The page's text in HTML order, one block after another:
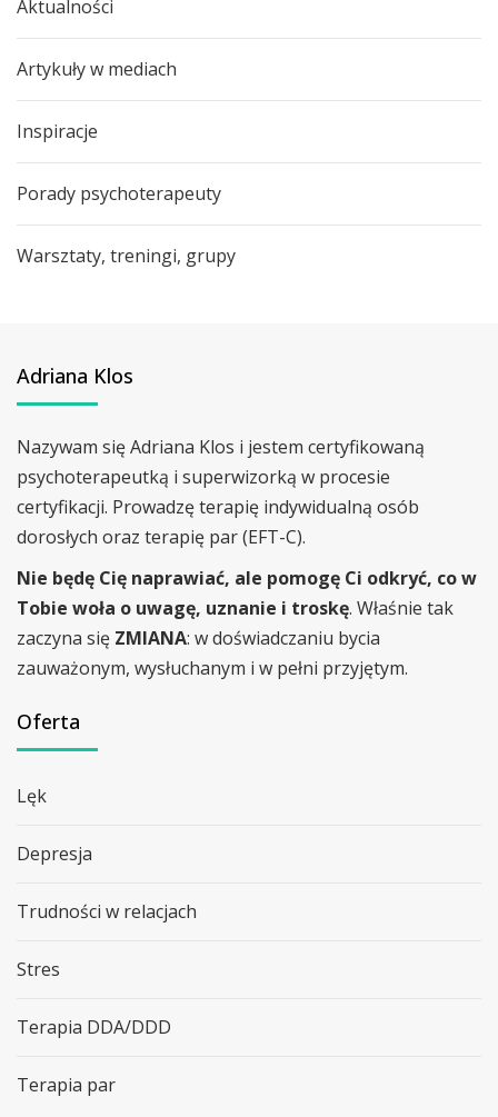
Aktualności
Artykuły w mediach
Inspiracje
Porady psychoterapeuty
Warsztaty, treningi, grupy
Adriana Klos
Nazywam się Adriana Klos i jestem certyfikowaną
psychoterapeutką i superwizorką w procesie
certyfikacji. Prowadzę terapię indywidualną osób
dorosłych oraz terapię par (EFT-C).
Nie będę Cię naprawiać, ale pomogę Ci odkryć, co w
Tobie woła o uwagę, uznanie i troskę. Właśnie tak
zaczyna się ZMIANA: w doświadczaniu bycia
zauważonym, wysłuchanym i w pełni przyjętym.
Oferta
Lęk
Depresja
Trudności w relacjach
Stres
Terapia DDA/DDD
Terapia par